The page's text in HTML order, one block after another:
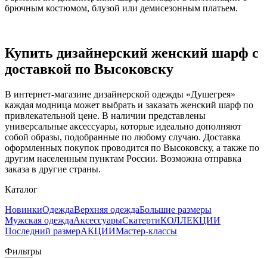
брючным костюмом, блузой или демисезонным платьем.
Купить дизайнерский женский шарф с
доставкой по Высоковску
В интернет-магазине дизайнерской одежды «Душегрея»
каждая модница может выбрать и заказать женский шарф по
привлекательной цене. В наличии представлены
универсальные аксессуары, которые идеально дополняют
собой образы, подобранные по любому случаю. Доставка
оформленных покупок проводится по Высоковску, а также по
другим населенным пунктам России. Возможна отправка
заказа в другие страны.
Каталог
НовинкиОдеждаВерхняя одеждаБольшие размеры
Мужская одеждаАксессуарыСкатертиКОЛЛЕКЦИИ
Последний размерАКЦИИМастер-классы
Фильтры